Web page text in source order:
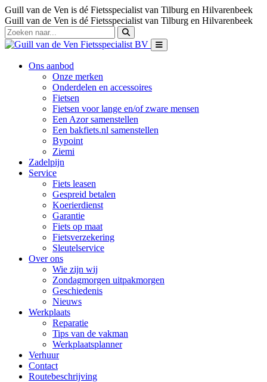
Guill van de Ven is dé Fietsspecialist van Tilburg en Hilvarenbeek
Guill van de Ven is dé Fietsspecialist van Tilburg en Hilvarenbeek
Ons aanbod
Onze merken
Onderdelen en accessoires
Fietsen
Fietsen voor lange en/of zware mensen
Een Azor samenstellen
Een bakfiets.nl samenstellen
Bypoint
Ziemi
Zadelpijn
Service
Fiets leasen
Gespreid betalen
Koerierdienst
Garantie
Fiets op maat
Fietsverzekering
Sleutelservice
Over ons
Wie zijn wij
Zondagmorgen uitpakmorgen
Geschiedenis
Nieuws
Werkplaats
Reparatie
Tips van de vakman
Werkplaatsplanner
Verhuur
Contact
Routebeschrijving